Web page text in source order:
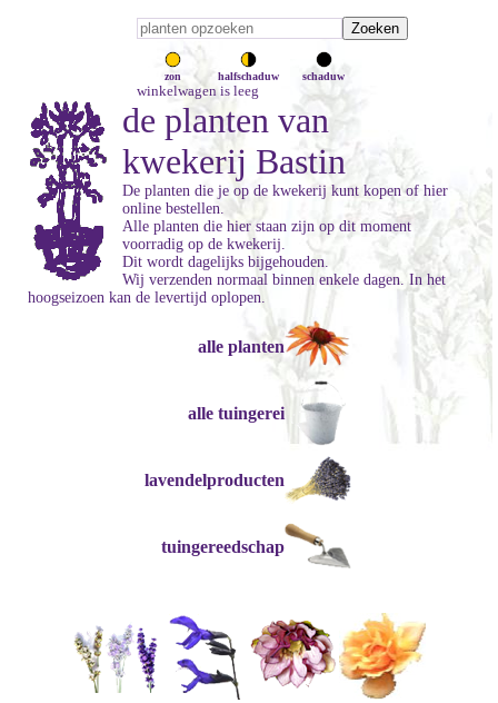
zon halfschaduw schaduw
winkelwagen is leeg
de planten van
kwekerij Bastin
De planten die je op de kwekerij kunt kopen of hier
online bestellen.
Alle planten die hier staan zijn op dit moment
voorradig op de kwekerij.
Dit wordt dagelijks bijgehouden.
Wij verzenden normaal binnen enkele dagen. In het
hoogseizoen kan de levertijd oplopen.
alle planten
alle tuingerei
lavendelproducten
tuingereedschap